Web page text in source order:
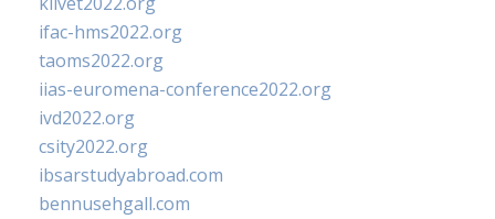
ifac-hms2022.org
taoms2022.org
iias-euromena-conference2022.org
ivd2022.org
csity2022.org
ibsarstudyabroad.com
bennusehgall.com